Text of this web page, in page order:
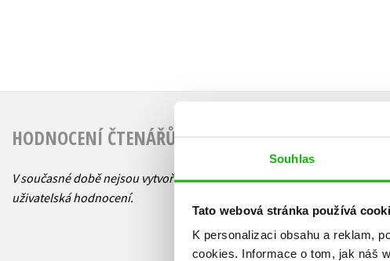
Souhlas
Tato webová stránka používá
K personalizaci obsahu a reklam,
cookies. Informace o tom, jak náš
HODNOCENÍ ČTENÁŘŮ
V současné době nejsou vytvořena žádná
uživatelská hodnocení.